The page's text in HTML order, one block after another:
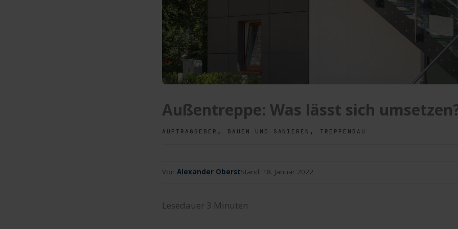
Außentreppe: Was lässt sich
AUFTRAGGEBER , BAUEN UND SANIEREN , TREPPENBAU
Von Alexander OberstStand: 18. Januar 2022
Lesedauer 3 Minuten